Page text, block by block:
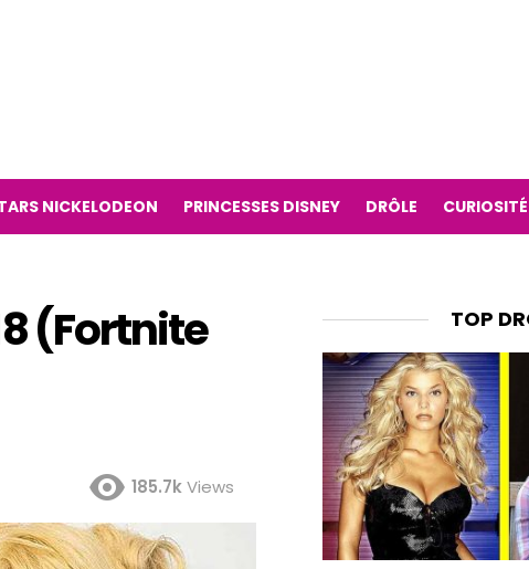
NICKELODEON PRINCESSES DISNEY DRÔLE CURIOSITÉ
(Fortnite
185.7kViews
TOP